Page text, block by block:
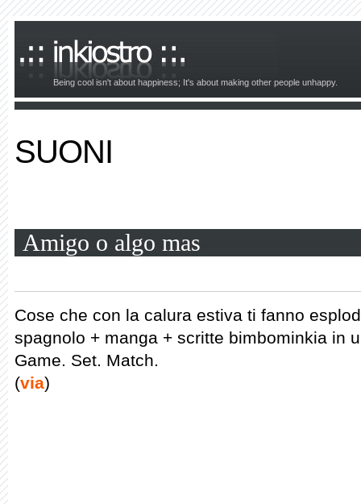
Being cool isn't about happiness; It's about making other people unhappy.
SUONI
Amigo o algo mas
Cose che con la calura estiva ti fanno
spagnolo + manga + scritte bimbominkia in
Game. Set. Match.
(via)